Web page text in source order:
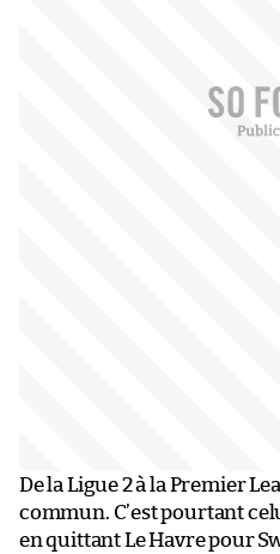
De la Ligue 2 à la Premier
commun. C’est pourtant
en quittant Le Havre pour